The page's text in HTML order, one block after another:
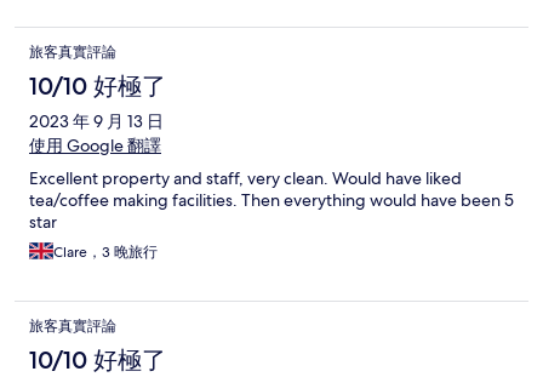
旅客真實評論
10/10 好極了
2023 年 9 月 13 日
使用 Google 翻譯
Excellent property and staff, very clean. Would have liked
tea/coffee making facilities. Then everything would have been 5
star
Clare，3 晚旅行
旅客真實評論
10/10 好極了